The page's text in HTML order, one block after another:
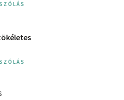
​tökéletes